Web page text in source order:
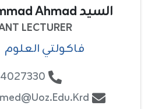
السيد Bewar Mohammad Ahmad
LECTURER
فاکولتي العلوم